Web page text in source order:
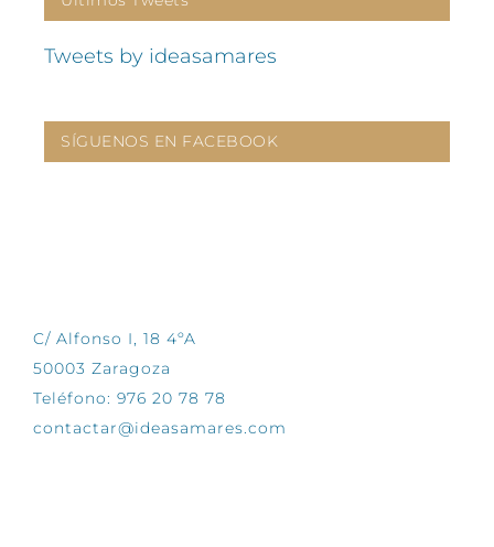
Tweets by ideasamares
SÍGUENOS EN FACEBOOK
C/ Alfonso I, 18 4ºA
50003 Zaragoza
Teléfono: 976 20 78 78
contactar@ideasamares.com